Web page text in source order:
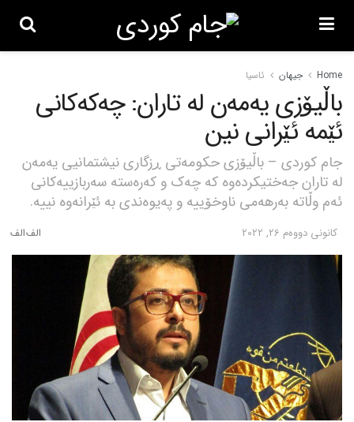
Home جیهان ئاسیا
باڵیۆزی یەمەن لە تاران: چەکەکانی
ئێمە ئێرانی نین
جام کوردی – باڵیۆزی حکومەتی ڕزگاری نیشتمانیی یەمەن
لە تاران جەختیکردەوە کە چەک و کەرەستە سەربازییەکانی
ئەم وڵاتە بەرهەمی ناوخۆییە و پەیوەندی بە ئێرانەوە نییە.
كانونی دووه‌م 26, 2022